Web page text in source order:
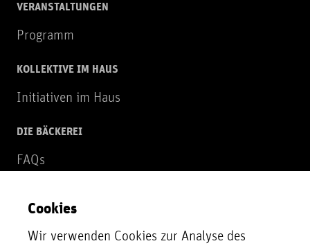
VERANSTALTUNGEN
Programm
KOLLEKTIVE IM HAUS
Initiativen im Haus
DIE BÄCKEREI
FAQs
NEWSLETTER
Zur Newsletter Anmeldung
Cookies
Wir verwenden Cookies zur Analyse des